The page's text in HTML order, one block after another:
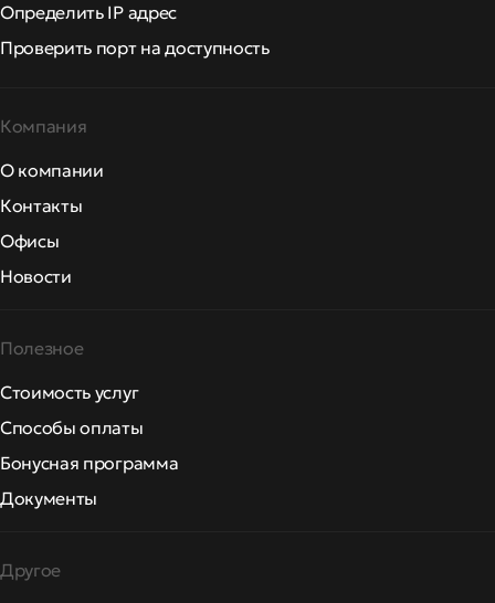
Определить IP адрес
Проверить порт на доступность
Компания
О компании
Контакты
Офисы
Новости
Полезное
Стоимость услуг
Способы оплаты
Бонусная программа
Документы
Другое